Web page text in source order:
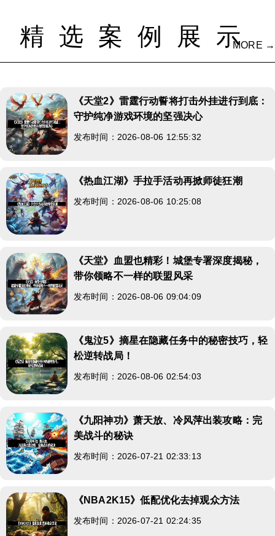
精选案例展示MORE →
《天堂2》雷霆行动誓将打击外挂进行到底：
守护纯净游戏环境的坚强决心
发布时间：2026-08-06 12:55:32
《热血江湖》手拉手活动再掀师徒狂潮
发布时间：2026-08-06 10:25:08
《天堂》血盟也精彩！城堡专署深度揭秘，
带你领略不一样的联盟风采
发布时间：2026-08-06 09:04:09
《鬼泣5》摘星在隐藏任务中的秘密技巧，轻
松逆转战局！
发布时间：2026-08-06 02:54:03
《九阳神功》萧天放、冷风萍出装攻略：完
美战斗的秘诀
发布时间：2026-07-21 02:33:13
《NBA2K15》低配优化去掉观众方法
发布时间：2026-07-21 02:24:35